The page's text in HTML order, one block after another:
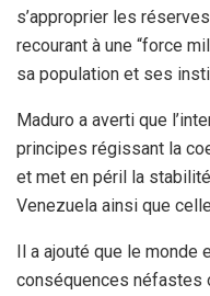
s’approprier les
recourant à une “force
sa population et ses
Maduro a averti que
principes régissant la
et met en péril la
Venezuela ainsi que
Il a ajouté que le monde
conséquences néfastes